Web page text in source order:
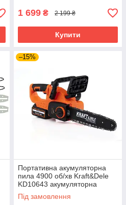
1 699 ₴ 2 199 ₴
Купити
–15%
Портативна акумуляторна
пила 4900 об/хв Kraft&Dele
KD10643 акумуляторна
ручна пила
Під замовлення